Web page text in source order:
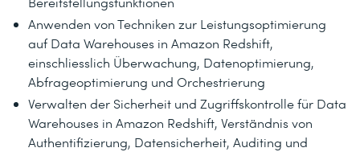
Anwenden von Techniken zur Leistungsoptimierung
auf Data Warehouses in Amazon Redshift,
einschliesslich Überwachung, Datenoptimierung,
Abfrageoptimierung und Orchestrierung
Verwalten der Sicherheit und Zugriffskontrolle für Data
Warehouses in Amazon Redshift, Verständnis von
Authentifizierung, Datensicherheit, Auditing und